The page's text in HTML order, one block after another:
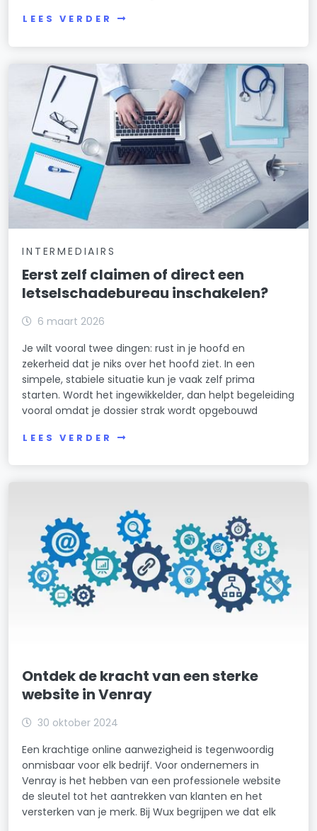
LEES VERDER
INTERMEDIAIRS
Eerst zelf claimen of direct een
letselschadebureau inschakelen?
6 maart 2026
Je wilt vooral twee dingen: rust in je hoofd en
zekerheid dat je niks over het hoofd ziet. In een
simpele, stabiele situatie kun je vaak zelf prima
starten. Wordt het ingewikkelder, dan helpt begeleiding
vooral omdat je dossier strak wordt opgebouwd
LEES VERDER
Ontdek de kracht van een sterke
website in Venray
30 oktober 2024
Een krachtige online aanwezigheid is tegenwoordig
onmisbaar voor elk bedrijf. Voor ondernemers in
Venray is het hebben van een professionele website
de sleutel tot het aantrekken van klanten en het
versterken van je merk. Bij Wux begrijpen we dat elk